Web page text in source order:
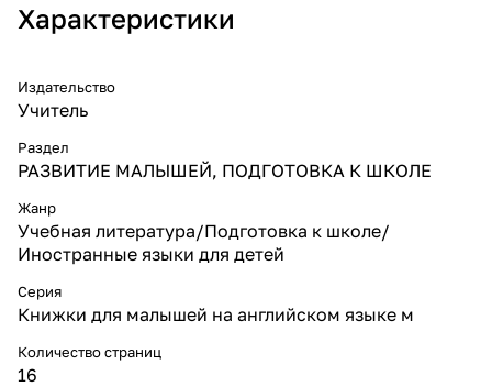
Характеристики
Издательство
Учитель
Раздел
РАЗВИТИЕ МАЛЫШЕЙ, ПОДГОТОВКА К ШКОЛЕ
Жанр
Учебная литература/Подготовка к школе/
Иностранные языки для детей
Серия
Книжки для малышей на английском языке м
Количество страниц
16